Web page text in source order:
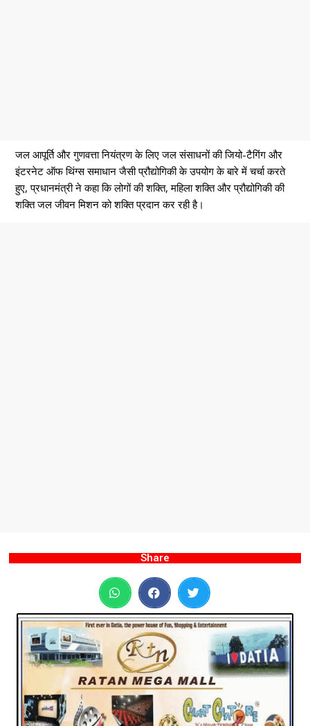
जल आपूर्ति और गुणवत्ता नियंत्रण के लिए जल संसाधनों की जियो-टैगिंग और
इंटरनेट ऑफ थिंग्स समाधान जैसी प्रौद्योगिकी के उपयोग के बारे में चर्चा करते
हुए, प्रधानमंत्री ने कहा कि लोगों की शक्ति, महिला शक्ति और प्रौद्योगिकी की
शक्ति जल जीवन मिशन को शक्ति प्रदान कर रही है।
Share